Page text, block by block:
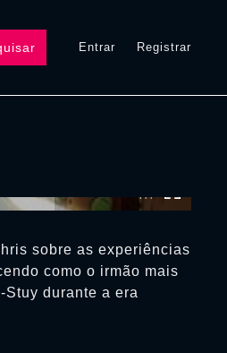
Entrar Registrar
sobre as experiências
como o irmão mais
durante a era